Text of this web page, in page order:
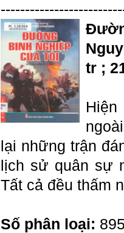
tr ;
lại những trận
lịch sử quân sự
Tất cả đều thấm
Số phân loại: